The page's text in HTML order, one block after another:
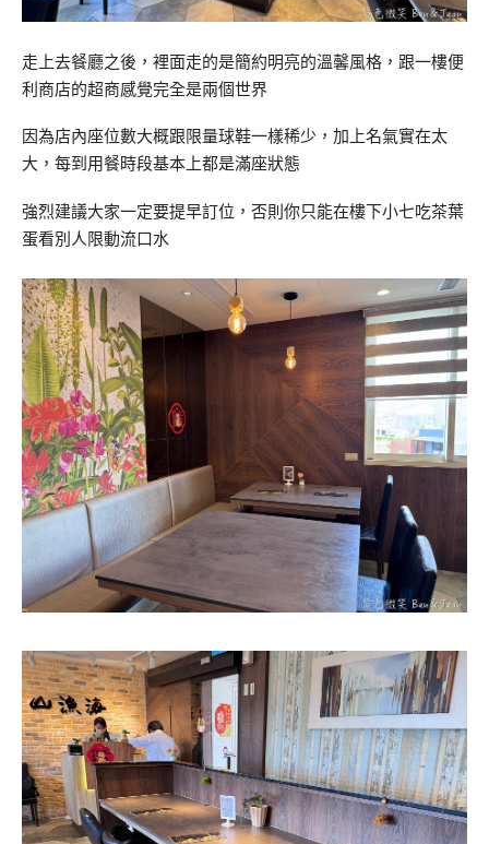
走上去餐廳之後，裡面走的是簡約明亮的溫馨風格，跟一樓便
利商店的超商感覺完全是兩個世界
因為店內座位數大概跟限量球鞋一樣稀少，加上名氣實在太
大，每到用餐時段基本上都是滿座狀態
強烈建議大家一定要提早訂位，否則你只能在樓下小七吃茶葉
蛋看別人限動流口水